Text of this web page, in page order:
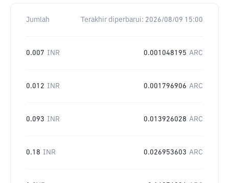
Jumlah Terakhir diperbarui: 2026/08/09 15:00
0.007 INR 0.001048195 ARC
0.012 INR 0.001796906 ARC
0.093 INR 0.013926028 ARC
0.18 INR 0.026953603 ARC